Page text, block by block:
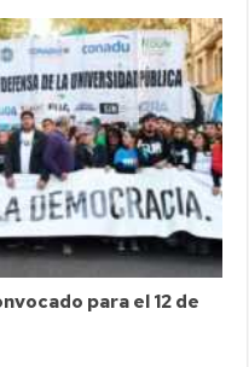
para el 12 de